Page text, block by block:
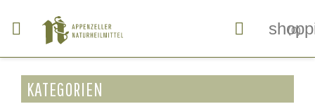
 (0)

KATEGORIEN